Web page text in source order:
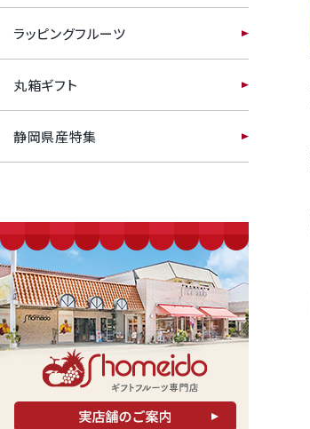
ラッピングフルーツ
丸箱ギフト
静岡県産特集